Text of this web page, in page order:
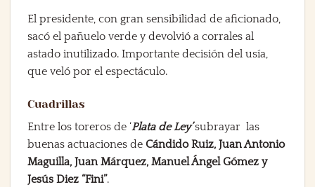
El presidente, con gran sensibilidad de aficionado,
sacó el pañuelo verde y devolvió a corrales al
astado inutilizado. Importante decisión del usía,
que veló por el espectáculo.
Cuadrillas
Entre los toreros de ‘Plata de Ley’subrayar las
buenas actuaciones de Cándido Ruiz, Juan Antonio
Maguilla, Juan Márquez, Manuel Ángel Gómez y
Jesús Diez “Fini”.